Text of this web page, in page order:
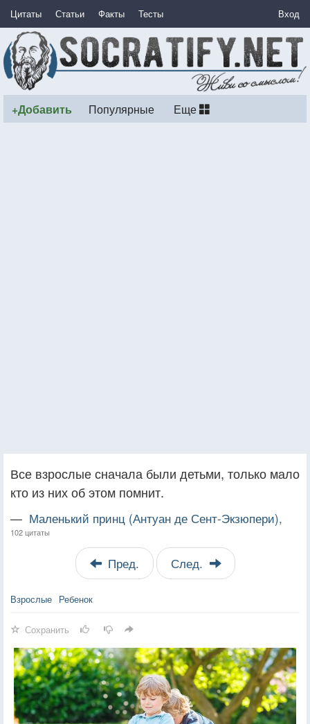
Цитаты Статьи Факты Тесты Вход
+Добавить Популярные Еще
Все взрослые сначала были детьми, только мало
кто из них об этом помнит.
— Маленький принц (Антуан де Сент-Экзюпери),
102 цитаты
Пред. След.
Взрослые Ребенок
Сохранить